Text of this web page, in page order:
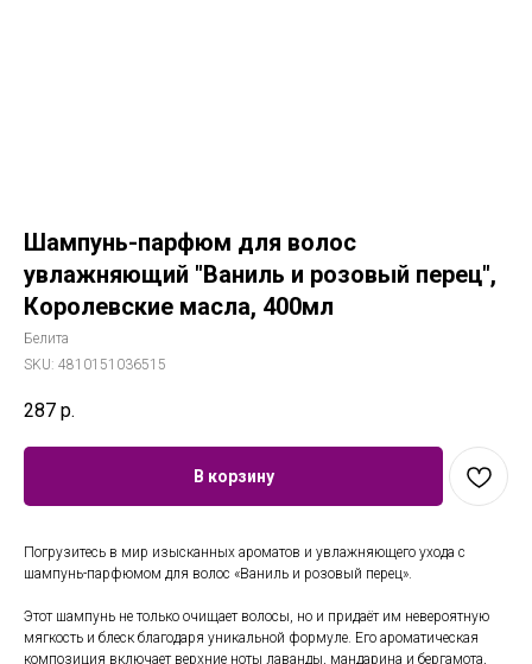
Шампунь-парфюм для волос
увлажняющий "Ваниль и розовый перец",
Королевские масла, 400мл
Белита
SKU: 4810151036515
287 р.
В корзину
Погрузитесь в мир изысканных ароматов и увлажняющего ухода с
шампунь-парфюмом для волос «Ваниль и розовый перец».
Этот шампунь не только очищает волосы, но и придаёт им невероятную
мягкость и блеск благодаря уникальной формуле. Его ароматическая
композиция включает верхние ноты лаванды, мандарина и бергамота,